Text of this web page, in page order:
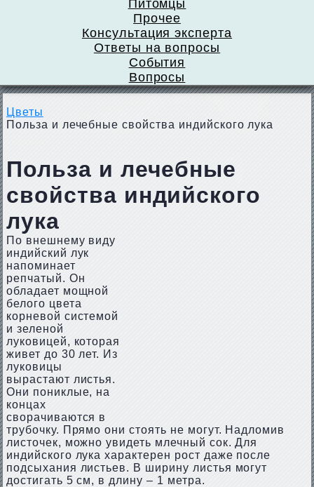
Питомцы
Прочее
Консультация эксперта
Ответы на вопросы
События
Вопросы
Цветы
Польза и лечебные свойства индийского лука
Польза и лечебные
свойства индийского
лука
По внешнему виду
индийский лук
напоминает
репчатый. Он
обладает мощной
белого цвета
корневой системой
и зеленой
луковицей, которая
живет до 30 лет. Из
луковицы
вырастают листья.
Они пониклые, на
концах
сворачиваются в
трубочку. Прямо они стоять не могут. Надломив
листочек, можно увидеть млечный сок. Для
индийского лука характерен рост даже после
подсыхания листьев. В ширину листья могут
достигать 5 см, в длину – 1 метра.